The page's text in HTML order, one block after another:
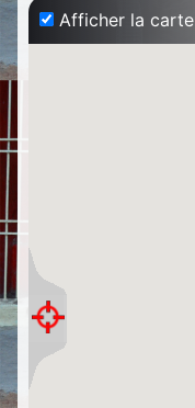
Afficher la carte